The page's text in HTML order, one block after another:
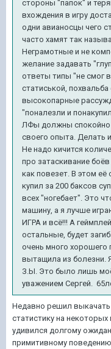
стороны "папок" и
вхождения в игру
одни авианосцы чего
часто хамят так
Неграмотные и не
желание задавать
ответы типы "не смог
статиськой,
высокопарные
"поналезли и
ЛФы должны спокойно
своего опыта. Делать
Не надо кичится
про затаскивание
как повезет. В этом её
купил за 200 баксов
всех "ногебает". Это
машину, а я лучше
ИГРА и всё!!! А
остальные, будет
очень много хорошего
вытащила из болезни.
З.Ы. Это было лишь
уважением Сергей.
Недавно решил
статистику на
удивился долгому
примитивному